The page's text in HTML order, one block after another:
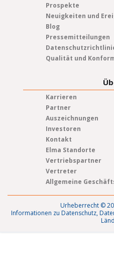
Prospekte
Neuigkeiten und
Blog
Pressemitteilungen
Qualität und
Karrieren
Partner
Auszeichnungen
Investoren
Kontakt
Elma Standorte
Vertriebspartner
Vertreter
Allgemeine
Urheberrecht ©
Informationen zu Datenschutz,